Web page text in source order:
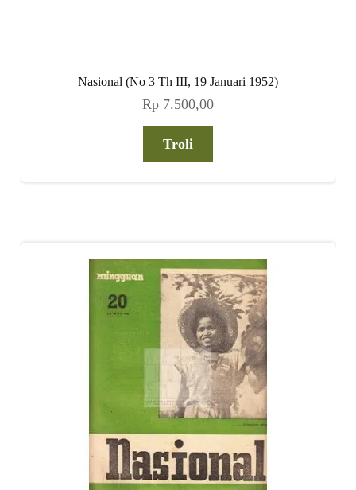
Nasional (No 3 Th III, 19 Januari 1952)
Rp 7.500,00
Troli